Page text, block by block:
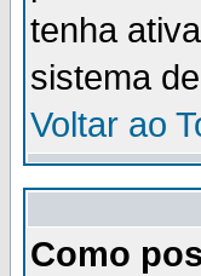
tenha
sistema
Voltar ao
Como